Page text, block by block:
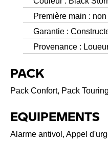
Première main : non
Garantie :
Provenance :
PACK
Pack Confort, Pack
EQUIPEMENTS
Alarme antivol, Appel